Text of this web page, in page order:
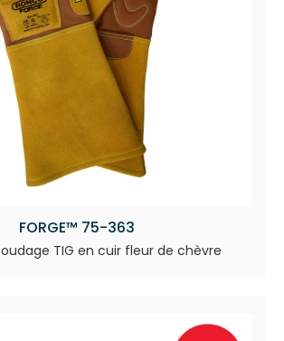
FORGE™ 75-363
TIG en cuir fleur de chèvre